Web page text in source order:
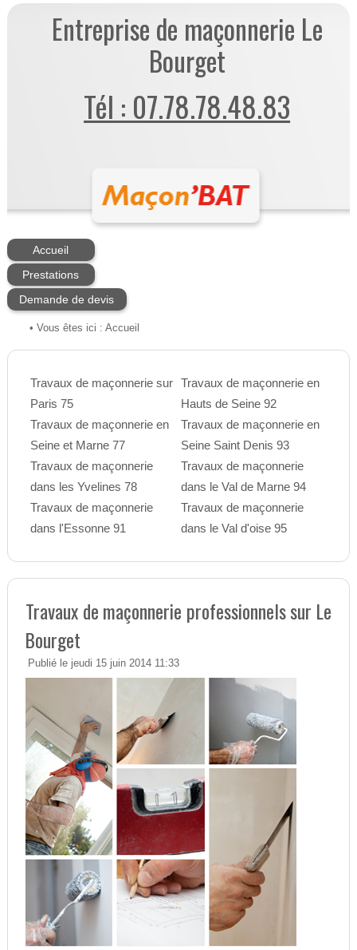
Entreprise de maçonnerie Le
Bourget
Tél : 07.78.78.48.83
Accueil
Prestations
Demande de devis
• Vous êtes ici : Accueil
Travaux de maçonnerie sur
Paris 75
Travaux de maçonnerie en
Seine et Marne 77
Travaux de maçonnerie
dans les Yvelines 78
Travaux de maçonnerie
dans l'Essonne 91
Travaux de maçonnerie en
Hauts de Seine 92
Travaux de maçonnerie en
Seine Saint Denis 93
Travaux de maçonnerie
dans le Val de Marne 94
Travaux de maçonnerie
dans le Val d'oise 95
Travaux de maçonnerie professionnels sur Le
Bourget
Publié le jeudi 15 juin 2014 11:33